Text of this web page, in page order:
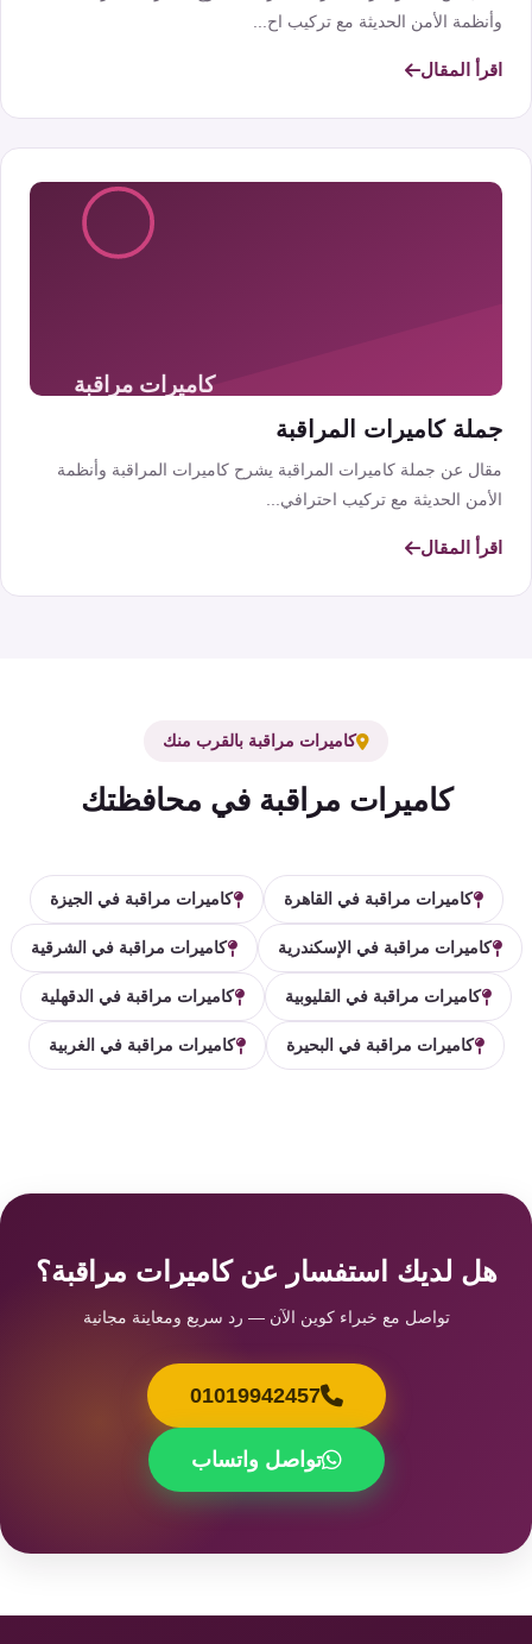
وأنظمة الأمن الحديثة مع تركيب اح...
اقرأ المقال
جملة كاميرات المراقبة
مقال عن جملة كاميرات المراقبة يشرح كاميرات المراقبة وأنظمة
الأمن الحديثة مع تركيب احترافي...
اقرأ المقال
كاميرات مراقبة بالقرب منك
كاميرات مراقبة في محافظتك
كاميرات مراقبة في القاهرة كاميرات مراقبة في الجيزة
كاميرات مراقبة في الإسكندرية كاميرات مراقبة في الشرقية
كاميرات مراقبة في القليوبية كاميرات مراقبة في الدقهلية
كاميرات مراقبة في البحيرة كاميرات مراقبة في الغربية
هل لديك استفسار عن كاميرات مراقبة؟
تواصل مع خبراء كوين الآن — رد سريع ومعاينة مجانية
01019942457
تواصل واتساب